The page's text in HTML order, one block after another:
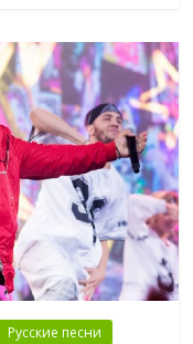
Русские песни